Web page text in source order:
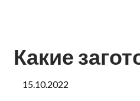
Какие
15.10.2022